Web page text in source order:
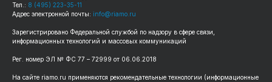
Тел.: 8 (495) 223-35-11
Адрес электронной почты: info@riamo.ru
Зарегистрировано Федеральной службой по надзору в сфере связи,
информационных технологий и массовых коммуникаций
Рег. номер ЭЛ № ФС 77 – 72999 от 06.06.2018
На сайте riamo.ru применяются рекомендательные технологии (информационные